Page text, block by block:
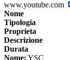
www.youtube.com
Nome
Tipologia
Proprieta
Descrizione
Durata
Nome: YSC